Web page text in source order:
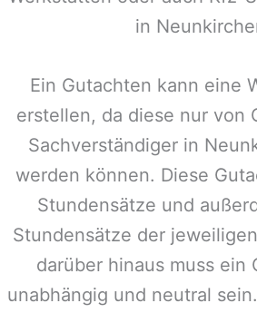
in
Ein Gutachten kann eine
erstellen, da diese nur von
Sachverständiger in
werden können. Diese
Stundensätze und
Stundensätze der
darüber hinaus muss ein
unabhängig und neutral